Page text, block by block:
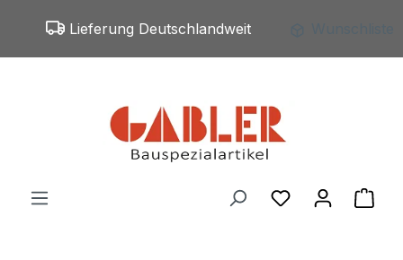
Zum Hauptinhalt springen
Lieferung Deutschlandweit
Du hast 0